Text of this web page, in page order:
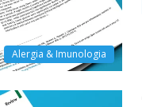
Alergia & Imunologia